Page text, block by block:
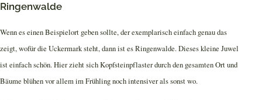
Ringenwalde
Wenn es einen Beispielort geben sollte, der exemplarisch einfach genau das
zeigt, wofür die Uckermark steht, dann ist es Ringenwalde. Dieses kleine Juwel
ist einfach schön. Hier zieht sich Kopfsteinpflaster durch den gesamten Ort und
Bäume blühen vor allem im Frühling noch intensiver als sonst wo.